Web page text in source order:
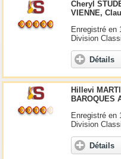
Cheryl
VIENNE,
Enregistré en
Division
Détails
Hillevi
BAROQUES
Enregistré en
Division
Détails